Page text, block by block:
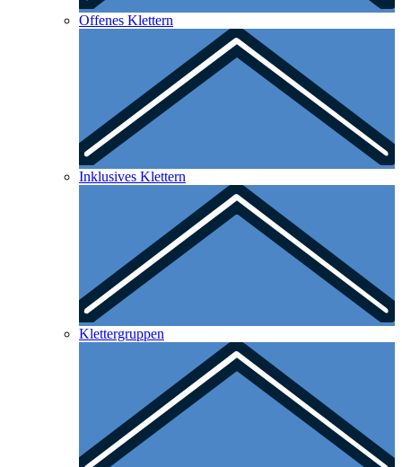
Offenes Klettern
Inklusives Klettern
Klettergruppen